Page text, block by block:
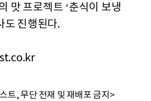
맛 프로젝트 ‘춘식이 보냉
도 진행된다.
트, 무단 전재 및 재배포 금지>